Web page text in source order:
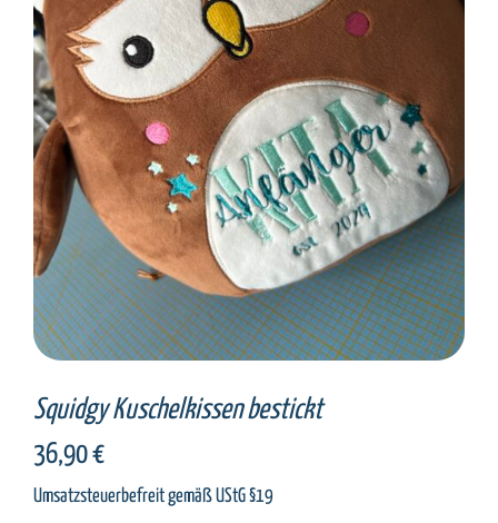
SELECT OPTIONS / DETAILS
Squidgy Kuschelkissen bestickt
36,90€
Umsatzsteuerbefreit gemäß UStG §19